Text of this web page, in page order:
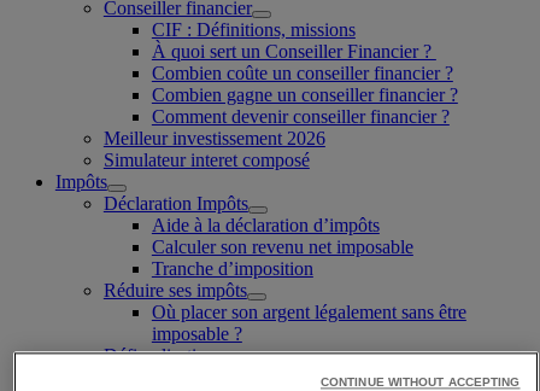
Conseiller financier
CIF : Définitions, missions
À quoi sert un Conseiller Financier ?
Combien coûte un conseiller financier ?
Combien gagne un conseiller financier ?
Comment devenir conseiller financier ?
Meilleur investissement 2026
Simulateur interet composé
Impôts
Déclaration Impôts
Aide à la déclaration d’impôts
Calculer son revenu net imposable
Tranche d’imposition
Réduire ses impôts
Où placer son argent légalement sans être
imposable ?
Défiscalisation
Défiscalisation immobilièreCONTINUE WITHOUT ACCEPTING